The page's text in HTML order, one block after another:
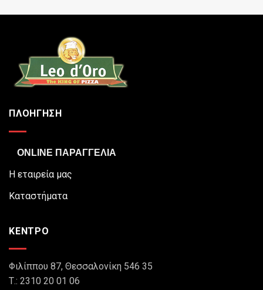
ΠΛΟΗΓΗΣΗ
ONLINE ΠΑΡΑΓΓΕΛΙΑ
Η εταιρεία μας
Καταστήματα
ΚΕΝΤΡΟ
Φιλίππου 87, Θεσσαλονίκη 546 35
Τ.: 2310 20 01 06